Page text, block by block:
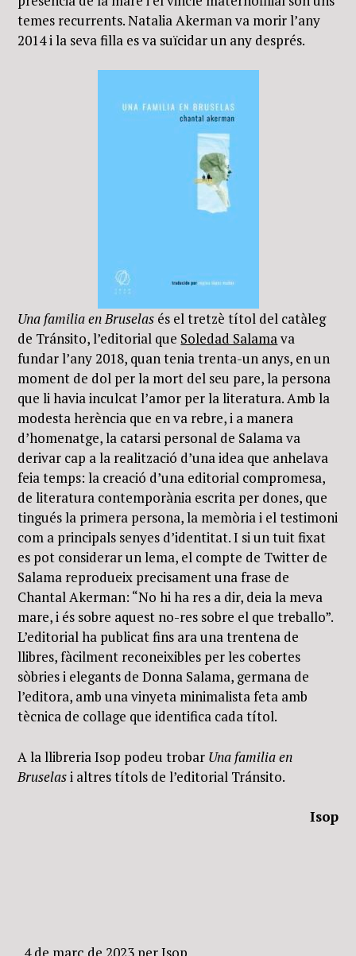
temes recurrents. Natalia Akerman va morir l’any
2014 i la seva filla es va suïcidar un any després.
Una familia en Bruselas és el tretzè títol del catàleg
de Tránsito, l’editorial que Soledad Salamava
fundar l’any 2018, quan tenia trenta-un anys, en un
moment de dol per la mort del seu pare, la persona
que li havia inculcat l’amor per la literatura. Amb la
modesta herència que en va rebre, i a manera
d’homenatge, la catarsi personal de Salama va
derivar cap a la realització d’una idea que anhelava
feia temps: la creació d’una editorial compromesa,
de literatura contemporània escrita per dones, que
tingués la primera persona, la memòria i el testimoni
com a principals senyes d’identitat. I si un tuit fixat
es pot considerar un lema, el compte de Twitter de
Salama reprodueix precisament una frase de
Chantal Akerman: “No hi ha res a dir, deia la meva
mare, i és sobre aquest no-res sobre el que treballo”.
L’editorial ha publicat fins ara una trentena de
llibres, fàcilment reconeixibles per les cobertes
sòbries i elegants de Donna Salama, germana de
l’editora, amb una vinyeta minimalista feta amb
tècnica de collage que identifica cada títol.
A la llibreria Isop podeu trobar Una familia en
Bruselasi altres títols de l’editorial Tránsito.
Isop